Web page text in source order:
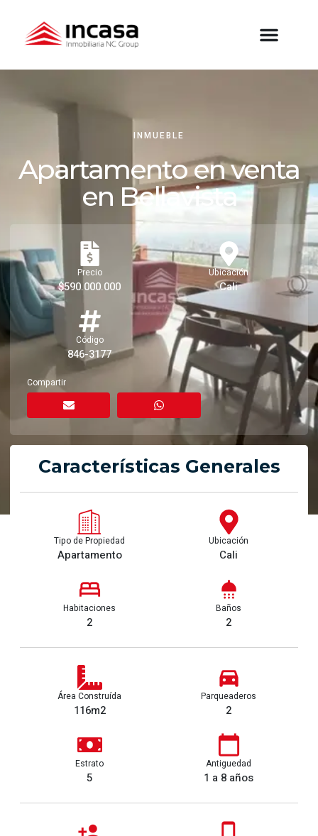
INMUEBLE
Apartamento en venta
en Bellavista
Precio
$590.000.000
Ubicación
Cali
Código
846-3177
Compartir
Características Generales
Tipo de Propiedad
Apartamento
Ubicación
Cali
Habitaciones
2
Baños
2
Área Construída
116m2
Parqueaderos
2
Estrato
5
Antiguedad
1 a 8 años